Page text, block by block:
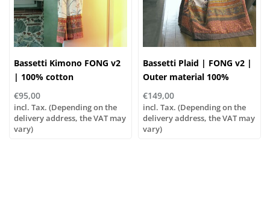
Bassetti Kimono FONG v2
| 100% cotton
€95,00
incl. Tax. (Depending on the
delivery address, the VAT may
vary)
Bassetti Plaid | FONG v2 |
Outer material 100%
cotton
€149,00
incl. Tax. (Depending on the
delivery address, the VAT may
vary)